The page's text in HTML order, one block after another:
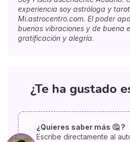
experiencia soy astróloga y
Mi.astrocentro.com. El poder
buenas vibraciones y de buena
gratificación y alegría.
¿Te ha gustado
¿Quieres saber más 🤔 ?
Escribe directamente al